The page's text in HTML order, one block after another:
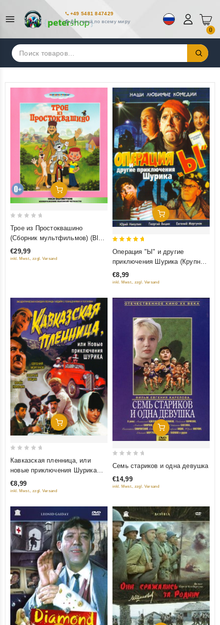
+49 5481 847429
Доставка по всему миру
0
Искать:
Добавить В Корзину
out
5
Трое из Простоквашино
(Сборник мультфильмов) (Blu-
ray)
€29,99
inkl. Mwst., zzgl. Versand
Добавить В Корзину
out of 5
Операция "Ы" и другие
приключения Шурика (Крупный
план)
€8,99
inkl. Mwst., zzgl. Versand
Добавить В Корзину
5
Кавказская пленница, или
новые приключения Шурика
(Крупный План)
€8,99
inkl. Mwst., zzgl. Versand
Добавить В Корзину
of
Семь стариков и одна девушка
€14,99
inkl. Mwst., zzgl. Versand